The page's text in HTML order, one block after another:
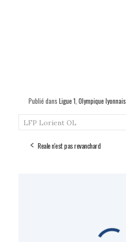
Publié dans Ligue 1 Olympique lyonnais
LFP Lorient OL
Reale n'est pas revanchard